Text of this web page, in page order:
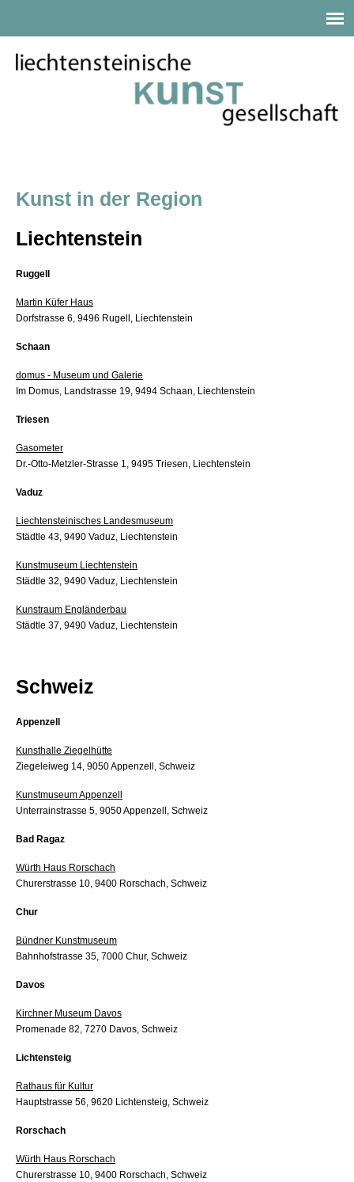
Kunst in der Region
Liechtenstein
Ruggell
Martin Küfer Haus
Dorfstrasse 6, 9496 Rugell, Liechtenstein
Schaan
domus - Museum und Galerie
Im Domus, Landstrasse 19, 9494 Schaan, Liechtenstein
Triesen
Gasometer
Dr.-Otto-Metzler-Strasse 1, 9495 Triesen, Liechtenstein
Vaduz
Liechtensteinisches Landesmuseum
Städtle 43, 9490 Vaduz, Liechtenstein
Kunstmuseum Liechtenstein
Städtle 32, 9490 Vaduz, Liechtenstein
Kunstraum Engländerbau
Städtle 37, 9490 Vaduz, Liechtenstein
Schweiz
Appenzell
Kunsthalle Ziegelhütte
Ziegeleiweg 14, 9050 Appenzell, Schweiz
Kunstmuseum Appenzell
Unterrainstrasse 5, 9050 Appenzell, Schweiz
Bad Ragaz
Würth Haus Rorschach
Churerstrasse 10, 9400 Rorschach, Schweiz
Chur
Bündner Kunstmuseum
Bahnhofstrasse 35, 7000 Chur, Schweiz
Davos
Kirchner Museum Davos
Promenade 82, 7270 Davos, Schweiz
Lichtensteig
Rathaus für Kultur
Hauptstrasse 56, 9620 Lichtensteig, Schweiz
Rorschach
Würth Haus Rorschach
Churerstrasse 10, 9400 Rorschach, Schweiz